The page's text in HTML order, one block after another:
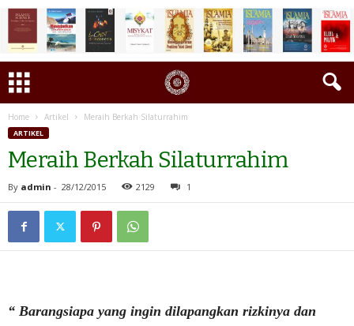
Home Artikel Meraih Berkah Silaturrahim
ARTIKEL
Meraih Berkah Silaturrahim
By admin - 28/12/2015 2129 1
“ Barangsiapa yang ingin dilapangkan rizkinya dan